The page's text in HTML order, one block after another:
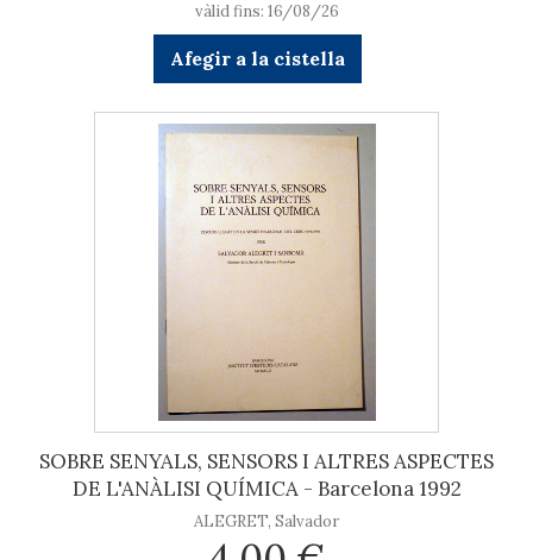
vàlid fins: 16/08/26
Afegir a la cistella
SOBRE SENYALS, SENSORS I ALTRES ASPECTES
DE L'ANÀLISI QUÍMICA - Barcelona 1992
ALEGRET, Salvador